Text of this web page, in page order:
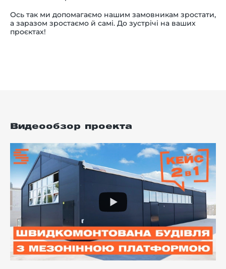
Ось так ми допомагаємо нашим замовникам зростати,
а заразом зростаємо й самі. До зустрічі на ваших
проєктах!
Видеообзор проекта